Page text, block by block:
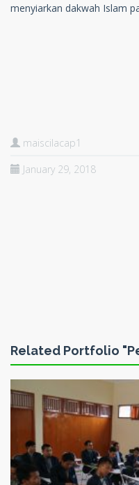
menyiarkan dakwah Islam
maiscilacap1
January 29, 2018
Related Portfolio